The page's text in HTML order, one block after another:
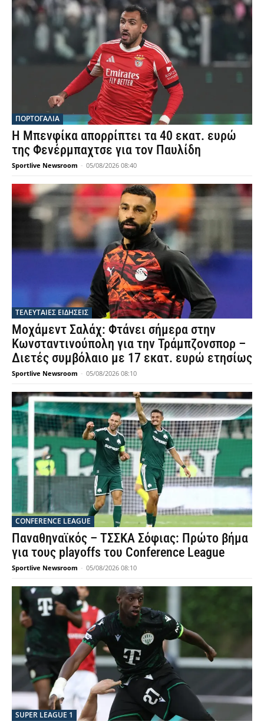
ΠΟΡΤΟΓΑΛΙΑ
Η Μπενφίκα απορρίπτει τα 40 εκατ. ευρώ
της Φενέρμπαχτσε για τον Παυλίδη
Sportlive Newsroom - 05/08/2026 08:40
ΤΕΛΕΥΤΑΙΕΣ ΕΙΔΗΣΕΙΣ
Μοχάμεντ Σαλάχ: Φτάνει σήμερα στην
Κωνσταντινούπολη για την Τράμπζονσπορ –
Διετές συμβόλαιο με 17 εκατ. ευρώ ετησίως
Sportlive Newsroom - 05/08/2026 08:10
CONFERENCE LEAGUE
Παναθηναϊκός – ΤΣΣΚΑ Σόφιας: Πρώτο βήμα
για τους playoffs του Conference League
Sportlive Newsroom - 05/08/2026 08:10
SUPER LEAGUE 1